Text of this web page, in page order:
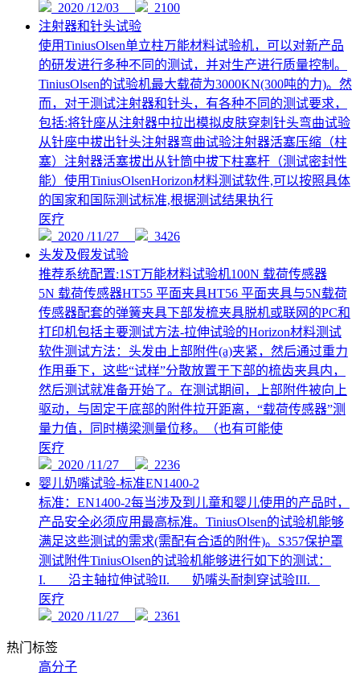
2020 /12/03
2100
注射器和针头试验
使用TiniusOlsen单立柱万能材料试验机，可以对新产品
的研发进行多种不同的测试，并对生产进行质量控制。
TiniusOlsen的试验机最大载荷为3000KN(300吨的力)。然
而，对于测试注射器和针头，有各种不同的测试要求，
包括:将针座从注射器中拉出模拟皮肤穿刺针头弯曲试验
从针座中拔出针头注射器弯曲试验注射器活塞压缩（柱
塞）注射器活塞拔出从针筒中拔下柱塞杆（测试密封性
能）使用TiniusOlsenHorizon材料测试软件,可以按照具体
的国家和国际测试标准,根据测试结果执行
医疗
2020 /11/27
3426
头发及假发试验
推荐系统配置:1ST万能材料试验机100N 载荷传感器
5N 载荷传感器HT55 平面夹具HT56 平面夹具与5N载荷
传感器配套的弹簧夹具下部发梳夹具脱机或联网的PC和
打印机包括主要测试方法-拉伸试验的Horizon材料测试
软件测试方法：头发由上部附件(a)夹紧，然后通过重力
作用垂下，这些“试样”分散放置于下部的梳齿夹具内，
然后测试就准备开始了。在测试期间，上部附件被向上
驱动，与固定于底部的附件拉开距离，“载荷传感器”测
量力值，同时横梁测量位移。（也有可能使
医疗
2020 /11/27
2236
婴儿奶嘴试验-标准EN1400-2
标准：EN1400-2每当涉及到儿童和婴儿使用的产品时，
产品安全必须应用最高标准。TiniusOlsen的试验机能够
满足这些测试的需求(需配有合适的附件)。S357保护罩
测试附件TiniusOlsen的试验机能够进行如下的测试：
I. 沿主轴拉伸试验II. 奶嘴头耐刺穿试验III.
医疗
2020 /11/27
2361
热门标签
高分子